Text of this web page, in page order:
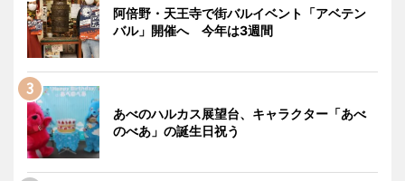
阿倍野・天王寺で街バルイベント「アベテン
バル」開催へ 今年は3週間
あべのハルカス展望台、キャラクター「あべ
のべあ」の誕生日祝う